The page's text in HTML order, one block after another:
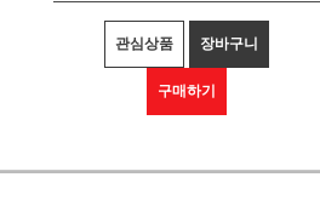
관심상품 장바구니
구매하기